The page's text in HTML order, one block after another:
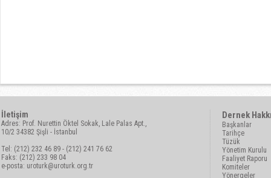
İletişim
Adres: Prof. Nurettin Öktel Sokak, Lale Palas Apt.,
10/2 34382 Şişli - İstanbul
Tel: (212) 232 46 89 - (212) 241 76 62
Faks: (212) 233 98 04
e-posta: uroturk@uroturk.org.tr
Dernek
Başkanlar
Tarihçe
Tüzük
Yönetim Kurulu
Faaliyet Raporu
Komiteler
Yönergeler